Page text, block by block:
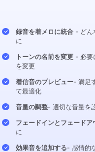
録音を着メロに統合- どん
に
トーンの名前を変更- 必要
を変更
着信音のプレビュー- 満足
て最適化
音量の調整- 適切な音量を
フェードインとフェードア
に
効果音を追加する- 感情的